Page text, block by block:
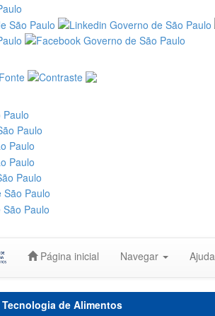
Página inicial Navegar Ajuda
de Alimentos